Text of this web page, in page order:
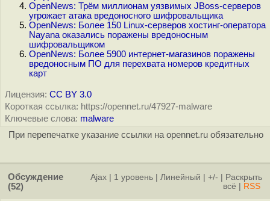
OpenNews: Трём миллионам уязвимых JBoss-серверов
угрожает атака вредоносного шифровальщика
OpenNews: Более 150 Linux-cерверов хостинг-оператора
Nayana оказались поражены вредоносным
шифровальщиком
OpenNews: Более 5900 интернет-магазинов поражены
вредоносным ПО для перехвата номеров кредитных
карт
Лицензия: CC BY 3.0
Короткая ссылка: https://opennet.ru/47927-malware
Ключевые слова: malware
При перепечатке указание ссылки на opennet.ru обязательно
Обсуждение
(52)
Ajax 1 уровень Линейный +/-
Раскрыть
всё
RSS